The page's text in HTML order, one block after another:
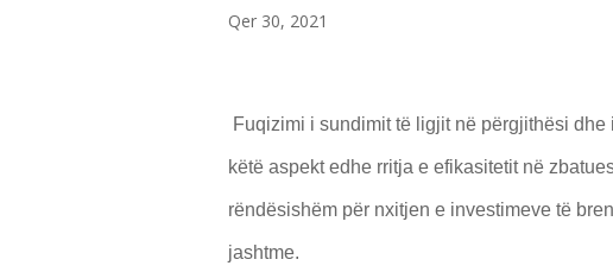
Qer 30, 2021
Fuqizimi i sundimit të ligjit në përgjithësi
këtë aspekt edhe rritja e efikasitetit në
rëndësishëm për nxitjen e investimeve të
jashtme.